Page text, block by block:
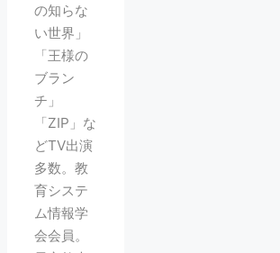
の知らな
い世界」
「王様の
ブラン
チ」
「ZIP」な
どTV出演
多数。教
育システ
ム情報学
会会員。